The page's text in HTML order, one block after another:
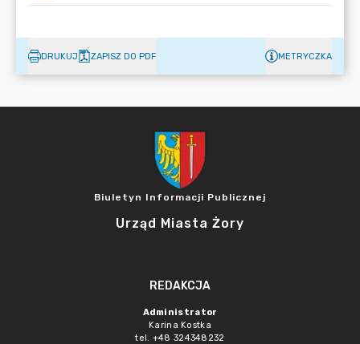
DRUKUJ ZAPISZ DO PDF METRYCZKA
Biuletyn Informacji Publicznej
Urząd Miasta Żory
REDAKCJA
Administrator
Karina Kostka
tel. +48 324348232